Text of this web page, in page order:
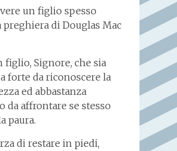
un figlio spesso
preghiera di Douglas Mac
figlio, Signore, che sia
forte da riconoscere la
ed abbastanza
da affrontare se stesso
paura.
di restare in piedi,